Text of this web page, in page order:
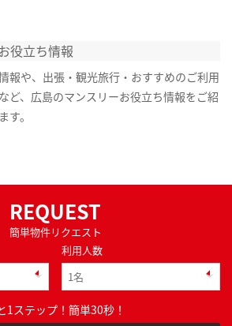
役立ち情報
報や、出張・観光旅行・おすすめのご利用
ど、広島のマンスリーお役立ち情報をご紹
す。
REQUEST
簡単物件リクエスト
利用人数
1ステップ！簡単30秒！